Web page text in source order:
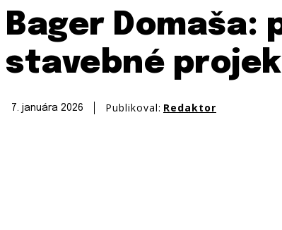
Bager Domaša:
stavebné
7. januára 2026 Publikoval: Redaktor